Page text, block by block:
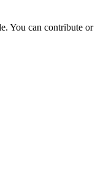
You can contribute or